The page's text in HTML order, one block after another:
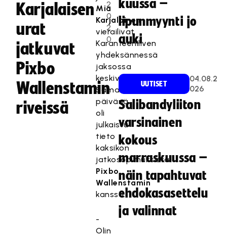
Karjalaisen
urat
jatkuvat
Pixbo
Wallenstamin
riveissä
2
0
2
0
Mia
Karjalainen
vierailivat
Karanteeniliven
yhdeksännessä
jaksossa
keskiviikkoiltana.
Samana
päivänä
oli
julkaistu
tieto
kaksikon
jatkosopimuksista
Pixbo
Wallenstamin
kanssa.
-
Olin
kuussa –
lipunmyynti jo
auki
UUTISET
04.08.2
026
Salibandyliiton
varsinainen
kokous
marraskuussa –
näin tapahtuvat
ehdokasasettelu
ja valinnat